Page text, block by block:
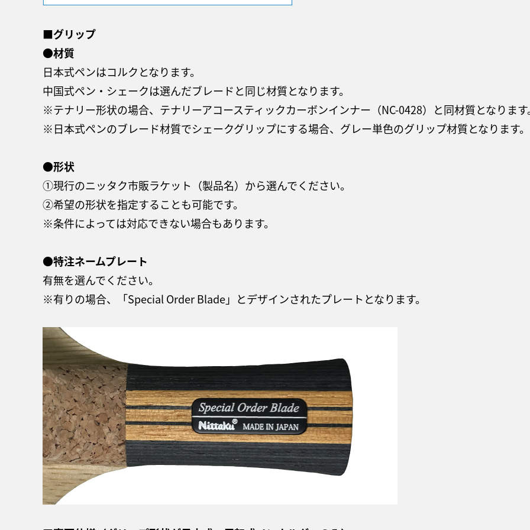
■グリップ
●材質
日本式ペンはコルクとなります。
中国式ペン・シェークは選んだブレードと同じ材質となります。
※テナリー形状の場合、テナリーアコースティックカーボンインナー（NC-0428）と同材質となります
※日本式ペンのブレード材質でシェークグリップにする場合、グレー単色のグリップ材質となります。
●形状
①現行のニッタク市販ラケット（製品名）から選んでください。
②希望の形状を指定することも可能です。
※条件によっては対応できない場合もあります。
●特注ネームプレート
有無を選んでください。
※有りの場合、「Special Order Blade」とデザインされたプレートとなります。